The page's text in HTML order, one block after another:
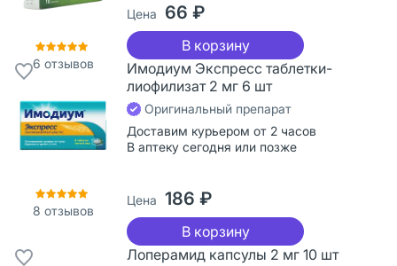
6 отзывов
Цена 66 ₽
В корзину
8 отзывов
Имодиум Экспресс таблетки-
лиофилизат 2 мг 6 шт
Оригинальный препарат
Доставим курьером от 2 часов
В аптеку сегодня или позже
Цена 186 ₽
В корзину
Лоперамид капсулы 2 мг 10 шт